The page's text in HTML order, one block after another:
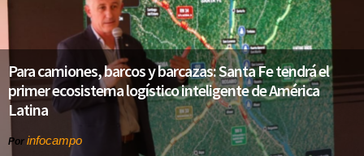
Para camiones, barcos y barcazas: Santa Fe tendrá el
primer ecosistema logístico inteligente de América
Latina
Por infocampo